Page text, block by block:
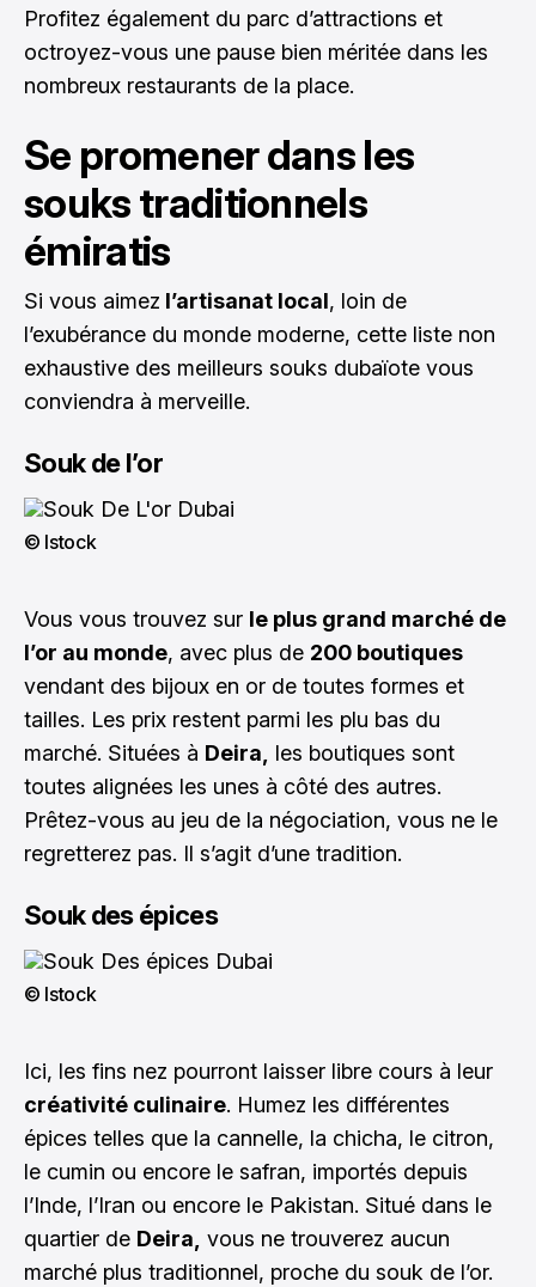
Profitez également du parc d’attractions et
octroyez-vous une pause bien méritée dans les
nombreux restaurants de la place.
Se promener dans les
souks traditionnels
émiratis
Si vous aimez l’artisanat local, loin de
l’exubérance du monde moderne, cette liste non
exhaustive des meilleurs souks dubaïote vous
conviendra à merveille.
Souk de l’or
© Istock
Vous vous trouvez sur le plus grand marché de
l’or au monde, avec plus de 200 boutiques
vendant des bijoux en or de toutes formes et
tailles. Les prix restent parmi les plu bas du
marché. Situées à Deira,
les boutiques sont
toutes alignées les unes à côté des autres.
Prêtez-vous au jeu de la négociation, vous ne le
regretterez pas. Il s’agit d’une tradition.
Souk des épices
© Istock
Ici, les fins nez pourront laisser libre cours à leur
créativité culinaire. Humez les différentes
épices telles que la cannelle, la chicha, le citron,
le cumin ou encore le safran, importés depuis
l’Inde, l’Iran ou encore le Pakistan. Situé dans le
quartier de Deira, vous ne trouverez aucun
marché plus traditionnel, proche du souk de l’or.